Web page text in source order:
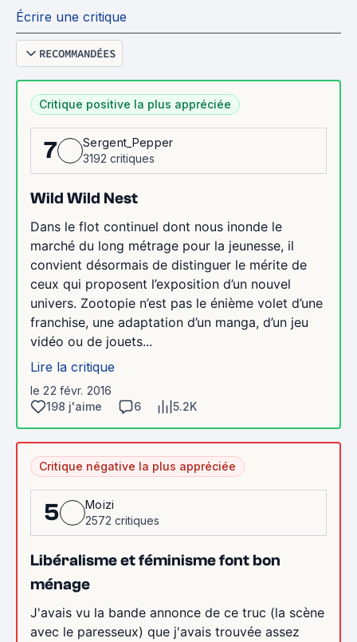
Écrire une critique
RECOMMANDÉES
Critique positive la plus appréciée
7
Sergent_Pepper
3192 critiques
Wild Wild Nest
Dans le flot continuel dont nous inonde le
marché du long métrage pour la jeunesse, il
convient désormais de distinguer le mérite de
ceux qui proposent l’exposition d’un nouvel
univers. Zootopie n’est pas le énième volet d’une
franchise, une adaptation d’un manga, d’un jeu
vidéo ou de jouets...
Lire la critique
le 22 févr. 2016
198 j'aime
6 5.2K
Critique négative la plus appréciée
5
Moizi
2572 critiques
Libéralisme et féminisme font bon
ménage
J'avais vu la bande annonce de ce truc (la scène
avec le paresseux) que j'avais trouvée assez